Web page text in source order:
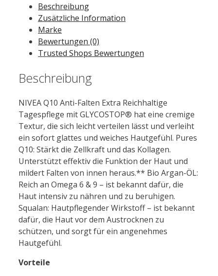
Reichhaltige
Tagespflege
LSF
Menge
Beschreibung
Zusätzliche Information
Marke
Bewertungen (0)
Trusted Shops Bewertungen
Beschreibung
NIVEA Q10 Anti-Falten Extra Reichhaltige
Tagespflege mit GLYCOSTOP® hat eine cremige
Textur, die sich leicht verteilen lässt und verleiht
ein sofort glattes und weiches Hautgefühl. Pures
Q10: Stärkt die Zellkraft und das Kollagen.
Unterstützt effektiv die Funktion der Haut und
mildert Falten von innen heraus.** Bio Argan-ÖL:
Reich an Omega 6 & 9 – ist bekannt dafür, die
Haut intensiv zu nähren und zu beruhigen.
Squalan: Hautpflegender Wirkstoff – ist bekannt
dafür, die Haut vor dem Austrocknen zu
schützen, und sorgt für ein angenehmes
Hautgefühl.
Vorteile